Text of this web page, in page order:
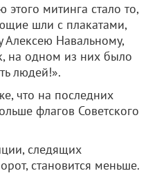
митинга стало то,
шли с плакатами,
Навальному,
на одном из них было
людей!».
что на последних
флагов Советского
следящих
становится меньше.